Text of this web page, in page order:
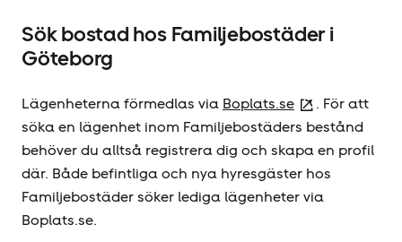
Sök bostad hos Familjebostäder i
Göteborg
Lägenheterna förmedlas via Boplats.se
. För att
söka en lägenhet inom Familjebostäders bestånd
behöver du alltså registrera dig och skapa en profil
där. Både befintliga och nya hyresgäster hos
Familjebostäder söker lediga lägenheter via
Boplats.se.